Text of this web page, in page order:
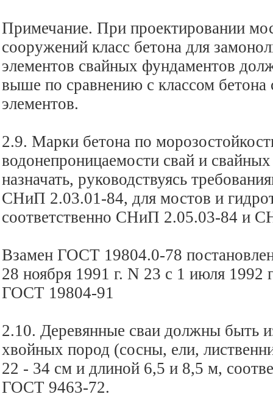
Примечание. При проектировании
сооружений класс бетона для
элементов свайных фундаментов
выше по сравнению с классом
элементов.
2.9. Марки бетона по
водонепроницаемости свай и
назначать, руководствуясь
СНиП 2.03.01-84, для мостов и
соответственно СНиП 2.05.03-84 и
Взамен ГОСТ 19804.0-78
28 ноября 1991 г. N 23 с 1 июля 1992
ГОСТ 19804-91
2.10. Деревянные сваи должны быть
хвойных пород (сосны, ели,
22 - 34 см и длиной 6,5 и 8,5 м,
ГОСТ 9463-72.